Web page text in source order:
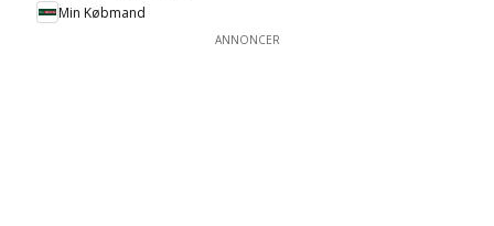
Min Købmand
ANNONCER